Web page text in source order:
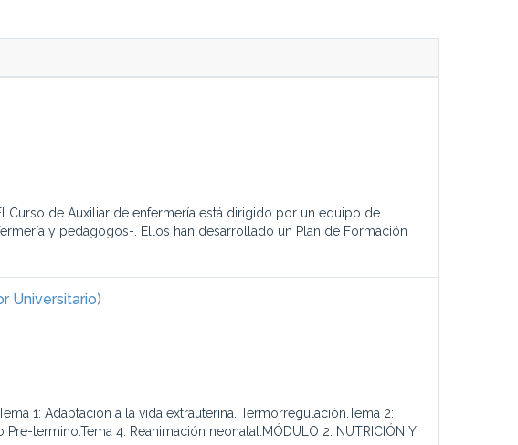
Curso de Auxiliar de enfermería está dirigido por un equipo de
y pedagogos-. Ellos han desarrollado un Plan de Formación
Universitario)
1: Adaptación a la vida extrauterina. Termorregulación.Tema 2:
termino.Tema 4: Reanimación neonatal.MÓDULO 2: NUTRICIÓN Y